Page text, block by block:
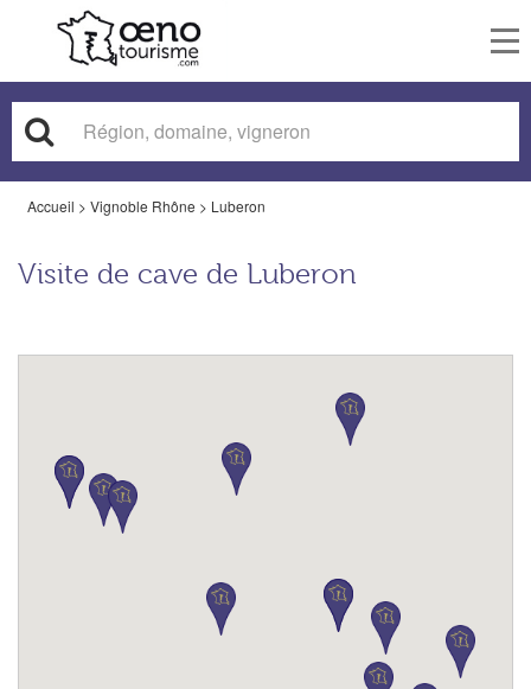
Accueil > Vignoble Rhône > Luberon
Visite de cave de Luberon